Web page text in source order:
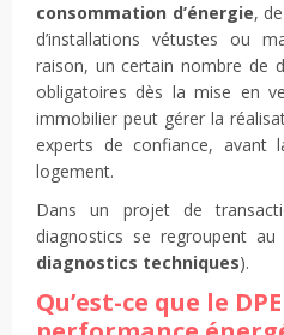
consommation d’énergie,
d’installations vétustes ou
raison, un certain nombre de
obligatoires dès la mise en
immobilier peut gérer la
experts de confiance,
logement.
Dans un projet de
diagnostics se regroupent au
diagnostics techniques).
Qu’est-ce que le